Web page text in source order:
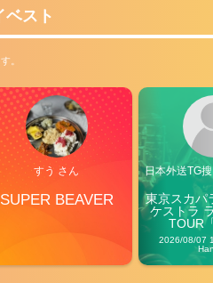
ベスト
。
すう さん
SUPER BEAVER
日本外送TG
東京スカパ
ケストラ
TOUR
2026/08/07